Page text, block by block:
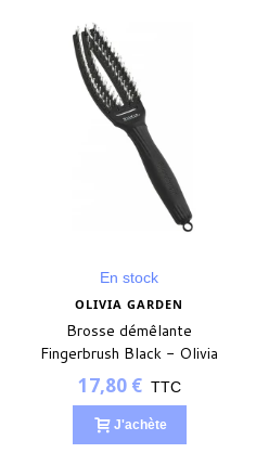
En stock
OLIVIA GARDEN
Brosse démêlante
Fingerbrush Black - Olivia
Garden - SMALL
17,80 € TTC
J'achète